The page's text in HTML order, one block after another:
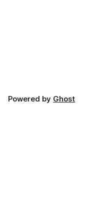
Powered by Ghost